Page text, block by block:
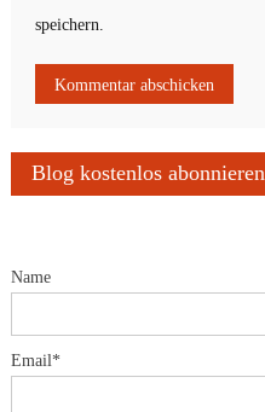
speichern.
Blog kostenlos abonnieren
Name
Email*